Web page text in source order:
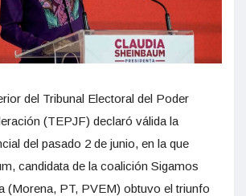
del Tribunal Electoral del Poder
(TEPJF) declaró válida la
del pasado 2 de junio, en la que
candidata de la coalición Sigamos
(Morena, PT, PVEM) obtuvo el triunfo